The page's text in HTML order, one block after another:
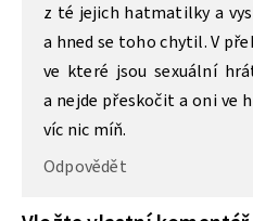
z té jejich hatmatilky a
a hned se toho chytil. V
ve které jsou sexuální
a nejde přeskočit a oni ve
víc nic míň.
Odpovědět